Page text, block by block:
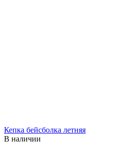
Кепка бейсболка летняя
В наличии